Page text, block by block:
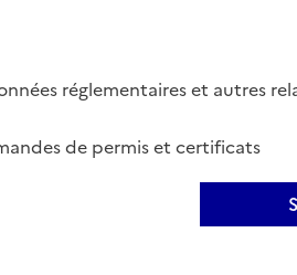
réglementaires et autres
de permis et certificats